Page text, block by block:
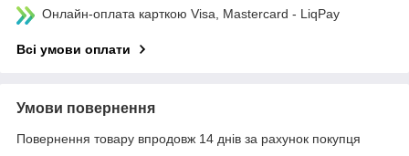
Онлайн-оплата карткою Visa, Mastercard - LiqPay
Всі умови оплати
Умови повернення
Повернення товару впродовж 14 днів за рахунок покупця